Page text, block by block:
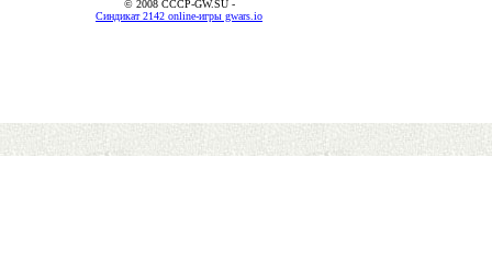
© 2008 CCCP-GW.SU -
Синдикат 2142 online-игры gwars.io